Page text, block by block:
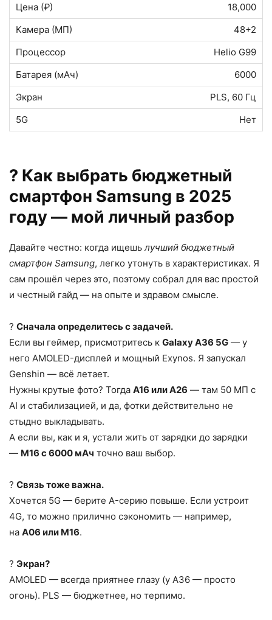
18,000
48+2
Helio G99
6000
PLS, 60 Гц
Нет
? Как выбрать бюджетный
смартфон Samsung в 2025
году — мой личный разбор
Давайте честно: когда ищешь лучший бюджетный
смартфон Samsung, легко утонуть в характеристиках. Я
сам прошёл через это, поэтому собрал для вас простой
и честный гайд — на опыте и здравом смысле.
? Сначала определитесь с задачей.
Если вы геймер, присмотритесь к Galaxy A36 5G — у
него AMOLED-дисплей и мощный Exynos. Я запускал
Genshin — всё летает.
Нужны крутые фото? Тогда A16 или A26 — там 50 МП с
AI и стабилизацией, и да, фотки действительно не
стыдно выкладывать.
А если вы, как и я, устали жить от зарядки до зарядки
— M16 с 6000 мАч точно ваш выбор.
? Связь тоже важна.
Хочется 5G — берите A-серию повыше. Если устроит
4G, то можно прилично сэкономить — например,
на A06 или M16.
? Экран?
AMOLED — всегда приятнее глазу (у A36 — просто
огонь). PLS — бюджетнее, но терпимо.